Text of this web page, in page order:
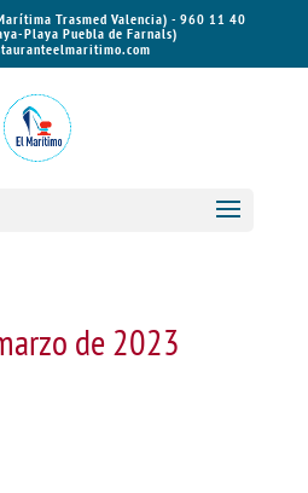
Trasmed Valencia) - 960 11 40
Playa Puebla de Farnals)
de 2023